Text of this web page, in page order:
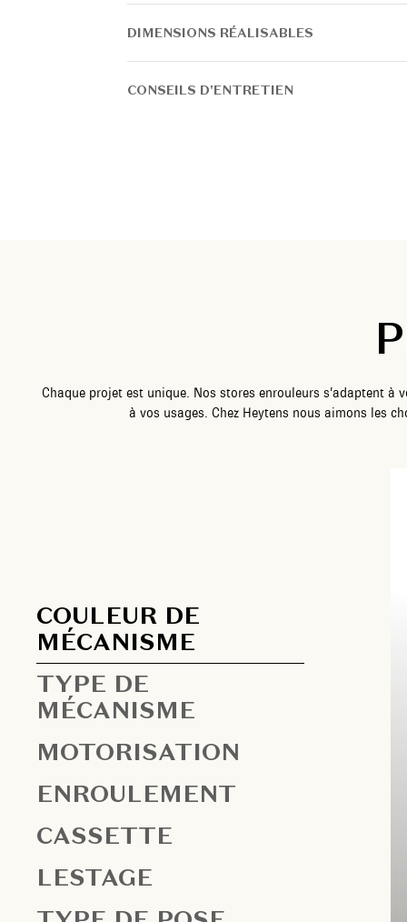
DIMENSIONS RÉALISABLES
CONSEILS D'ENTRETIEN
Chaque projet est unique. Nos stores enrouleurs s’adaptent à
à vos usages. Chez Heytens nous aimons les
COULEUR DE
MÉCANISME
TYPE DE
MÉCANISME
MOTORISATION
ENROULEMENT
CASSETTE
LESTAGE